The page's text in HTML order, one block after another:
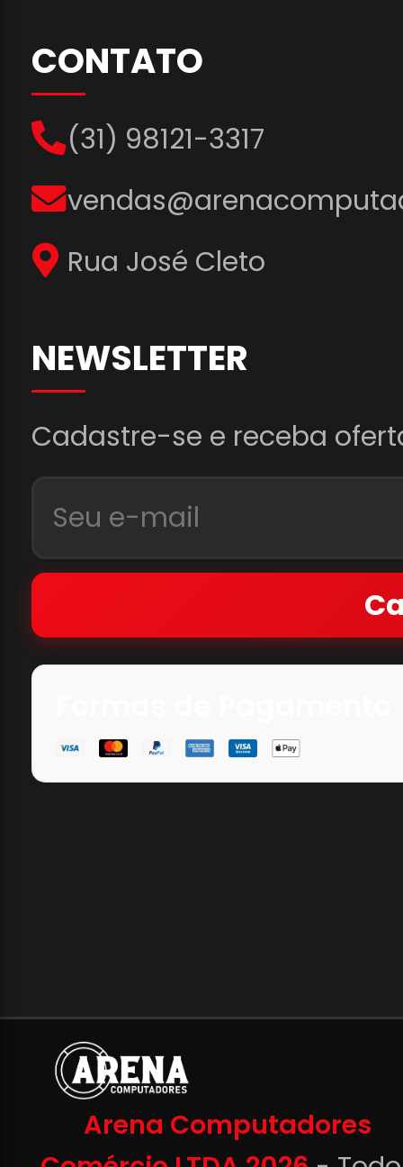
CONTATO
(31) 98121-3317
Rua José Cleto
NEWSLETTER
Cadastre-se e receba
Arena Computadores